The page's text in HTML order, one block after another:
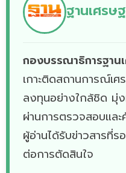
ฐานเศรษ
กองบรรณาธิการฐาน
เกาะติดสถานการณ์เ
ลงทุนอย่างใกล้ชิด มุ่
ผ่านการตรวจสอบแล
ผู้อ่านได้รับข่าวสารที่ร
ต่อการตัดสินใจ